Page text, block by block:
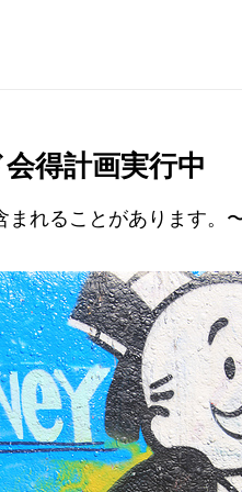
得計画実行中
まれることがあります。